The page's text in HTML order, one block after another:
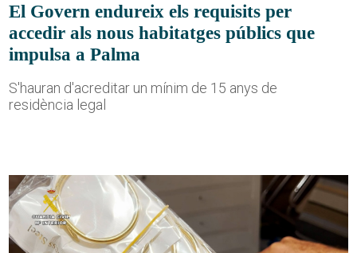
El Govern endureix els requisits per
accedir als nous habitatges públics que
impulsa a Palma
S'hauran d'acreditar un mínim de 15 anys de
residència legal